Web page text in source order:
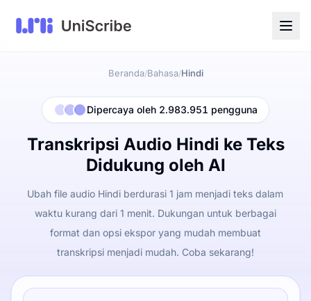
Beranda/Bahasa/Hindi
Dipercaya oleh 2.983.951 pengguna
Transkripsi Audio Hindi ke Teks
Didukung oleh AI
Ubah file audio Hindi berdurasi 1 jam menjadi teks dalam
waktu kurang dari 1 menit. Dukungan untuk berbagai
format dan opsi ekspor yang mudah membuat
transkripsi menjadi mudah. Coba sekarang!